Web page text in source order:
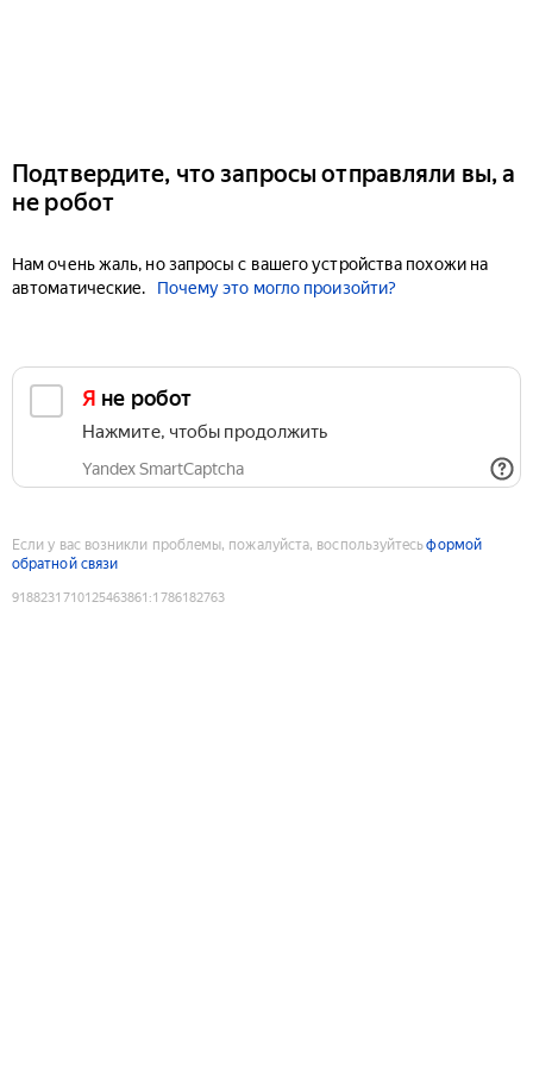
Подтвердите, что запросы отправляли вы, а
не робот
Нам очень жаль, но запросы с вашего устройства похожи на
автоматические.
Почему это могло произойти?
Я не робот
Нажмите, чтобы продолжить
Yandex SmartCaptcha
Если у вас возникли проблемы, пожалуйста, воспользуйтесьформой
обратной связи
9188231710125463861 :1786182763